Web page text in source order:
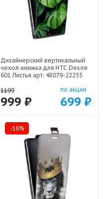
Дизайнерский вертикальный
чехол-книжка для HTC Desire
601 Листья арт: 48079-22255
1199
999 ₽
по акции
699 ₽
-16%